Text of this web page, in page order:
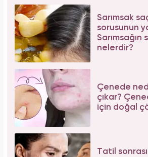
Sarımsak
sorusunun
Sarımsağın
nelerdir?
Çenede
çıkar?
için doğal
Tatil